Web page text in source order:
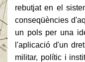
rebutjat en el
conseqüències
un pols per una
l'aplicació d'un
militar, polític i